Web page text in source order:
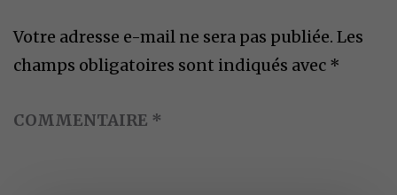
Votre adresse e-mail ne sera pas publiée. Les
champs obligatoires sont indiqués avec *
COMMENTAIRE *